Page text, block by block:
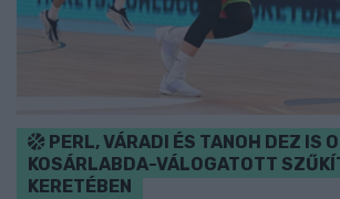
PERL, VÁRADI ÉS TANOH DEZ IS
KOSÁRLABDA-VÁLOGATOTT
KERETÉBEN